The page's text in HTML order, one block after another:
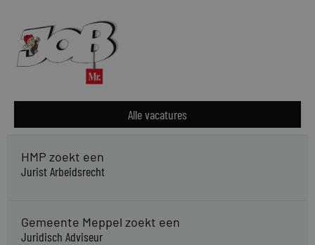
Alle vacatures
HMP zoekt een
Jurist Arbeidsrecht
Gemeente Meppel zoekt een
Juridisch Adviseur